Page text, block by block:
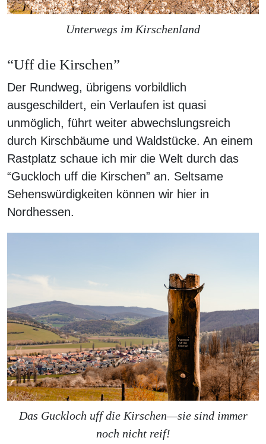
Unterwegs im Kirschenland
“Uff die Kirschen”
Der Rundweg, übrigens vorbildlich
ausgeschildert, ein Verlaufen ist quasi
unmöglich, führt weiter abwechslungsreich
durch Kirschbäume und Waldstücke. An einem
Rastplatz schaue ich mir die Welt durch das
“Guckloch uff die Kirschen” an. Seltsame
Sehenswürdigkeiten können wir hier in
Nordhessen.
Das Guckloch uff die Kirschen—sie sind immer
noch nicht reif!